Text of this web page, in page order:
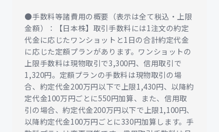
●手数料等諸費用の概要（表示は全て税込・上限
金額）：【日本株】取引手数料には1注文の約定
代金に応じたワンショットと1日の合計約定代金
に応じた定額プランがあります。ワンショットの
上限手数料は現物取引で3,300円、信用取引で
1,320円。定額プランの手数料は現物取引の場
合、約定代金200万円以下で上限1,430円、以降約
定代金100万円ごとに550円加算、また、信用取
引の場合、約定代金200万円以下で上限1,100円、
以降約定代金100万円ごとに330円加算します。手